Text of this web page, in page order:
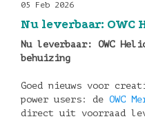
05 Feb 2026
Nu leverbaar: OWC
Nu leverbaar: OWC
behuizing
Goed nieuws voor
power users: de OWC
direct uit voorraad